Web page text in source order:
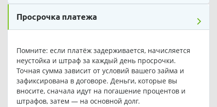
Просрочка платежа
Помните: если платёж задерживается, начисляется
неустойка и штраф за каждый день просрочки.
Точная сумма зависит от условий вашего займа и
зафиксирована в договоре. Деньги, которые вы
вносите, сначала идут на погашение процентов и
штрафов, затем — на основной долг.